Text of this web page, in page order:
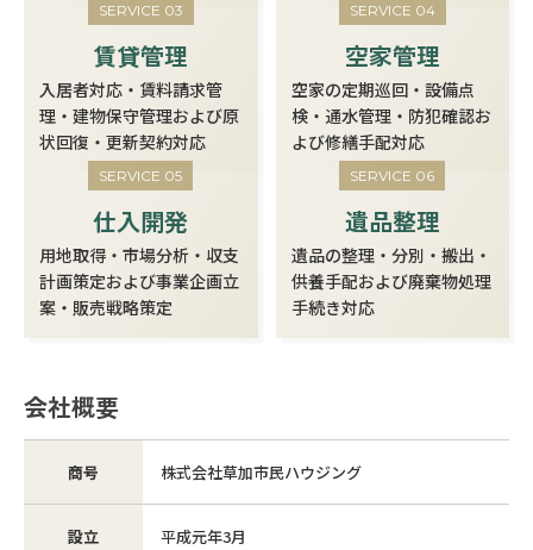
SERVICE 03
賃貸管理
入居者対応・賃料請求管
理・建物保守管理および原
状回復・更新契約対応
SERVICE 04
空家管理
空家の定期巡回・設備点
検・通水管理・防犯確認お
よび修繕手配対応
SERVICE 05
仕入開発
用地取得・市場分析・収支
計画策定および事業企画立
案・販売戦略策定
SERVICE 06
遺品整理
遺品の整理・分別・搬出・
供養手配および廃棄物処理
手続き対応
会社概要
商号 株式会社草加市民ハウジング
設立 平成元年3月